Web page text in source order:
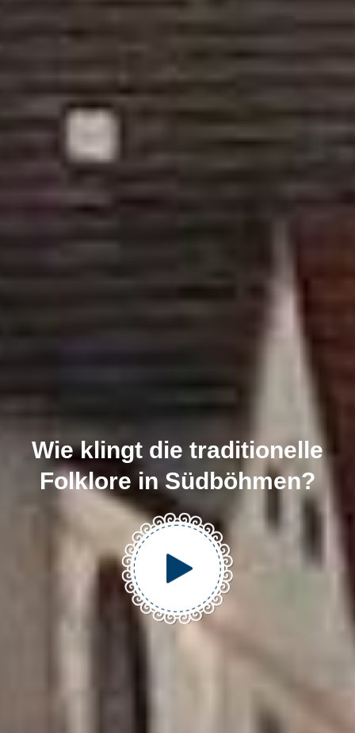
Wie klingt die traditionelle
Folklore in Südböhmen?